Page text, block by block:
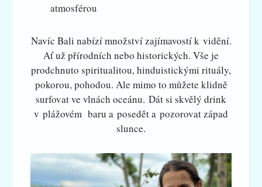
atmosférou
Navíc Bali nabízí množství zajímavostí k vidění.
Ať už přírodních nebo historických. Vše je
prodchnuto spiritualitou, hinduistickými rituály,
pokorou, pohodou. Ale mimo to můžete klidně
surfovat ve vlnách oceánu. Dát si skvělý drink
v plážovém baru a posedět a pozorovat západ
slunce.